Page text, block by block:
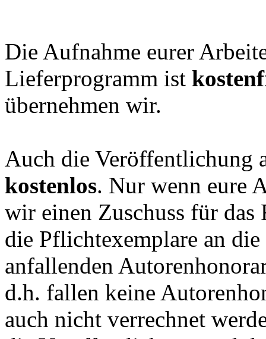
Die Aufnahme eurer
Lieferprogramm ist
übernehmen wir.
Auch die Veröffentlichung
kostenlos. Nur wenn eure
wir einen Zuschuss für das
die Pflichtexemplare an
anfallenden
d.h. fallen keine
auch nicht verrechnet